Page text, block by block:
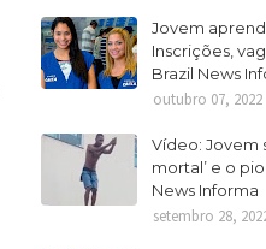
Jovem
Inscrições,
Brazil News
outubro 07, 2022
Vídeo: Jovem
mortal’ e o
News Informa
setembro 28,